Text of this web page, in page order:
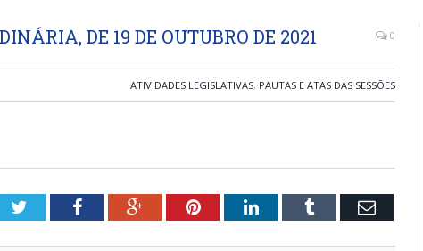
DE 19 DE OUTUBRO DE 2021 0
ATIVIDADES LEGISLATIVAS, PAUTAS E ATAS DAS SESSÕES
TwitterFacebookGoogle+PinterestLinkedInTumblr Email